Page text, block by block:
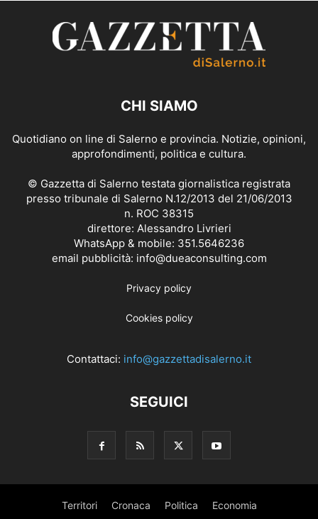
CHI SIAMO
Quotidiano on line di Salerno e provincia. Notizie, opinioni,
approfondimenti, politica e cultura.
© Gazzetta di Salerno testata giornalistica registrata
presso tribunale di Salerno N.12/2013 del 21/06/2013
n. ROC 38315
direttore: Alessandro Livrieri
WhatsApp & mobile: 351.5646236
email pubblicità: info@dueaconsulting.com
Privacy policy
Cookies policy
Contattaci: info@gazzettadisalerno.it
SEGUICI
Territori Cronaca Politica Economia